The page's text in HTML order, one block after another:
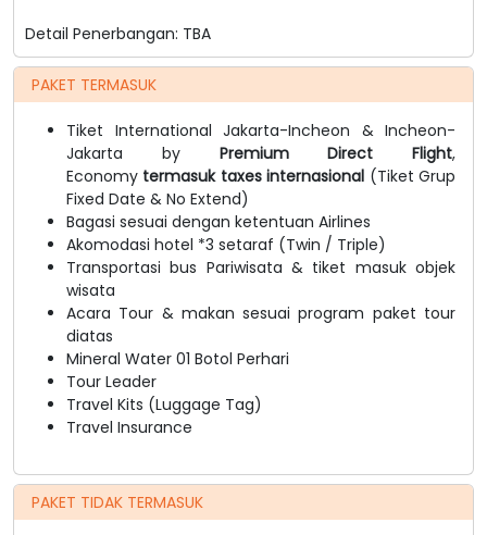
Detail Penerbangan: TBA
PAKET TERMASUK
Tiket International Jakarta-Incheon & Incheon-
Jakarta by Premium Direct Flight,
Economy termasuk taxes internasional (Tiket Grup
Fixed Date & No Extend)
Bagasi sesuai dengan ketentuan Airlines
Akomodasi hotel *3 setaraf (Twin / Triple)
Transportasi bus Pariwisata & tiket masuk objek
wisata
Acara Tour & makan sesuai program paket tour
diatas
Mineral Water 01 Botol Perhari
Tour Leader
Travel Kits (Luggage Tag)
Travel Insurance
PAKET TIDAK TERMASUK